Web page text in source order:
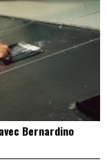
Bernardino